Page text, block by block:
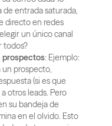
entrada saturada,
directo en redes
un único canal
todos?
prospectos: Ejemplo:
prospecto,
(si es que
otros leads. Pero
su bandeja de
en el olvido. Esto